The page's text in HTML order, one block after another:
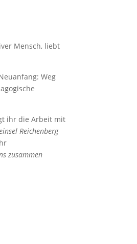
Mensch, liebt
Weg
ihr die Arbeit mit
Reichenberg
zusammen